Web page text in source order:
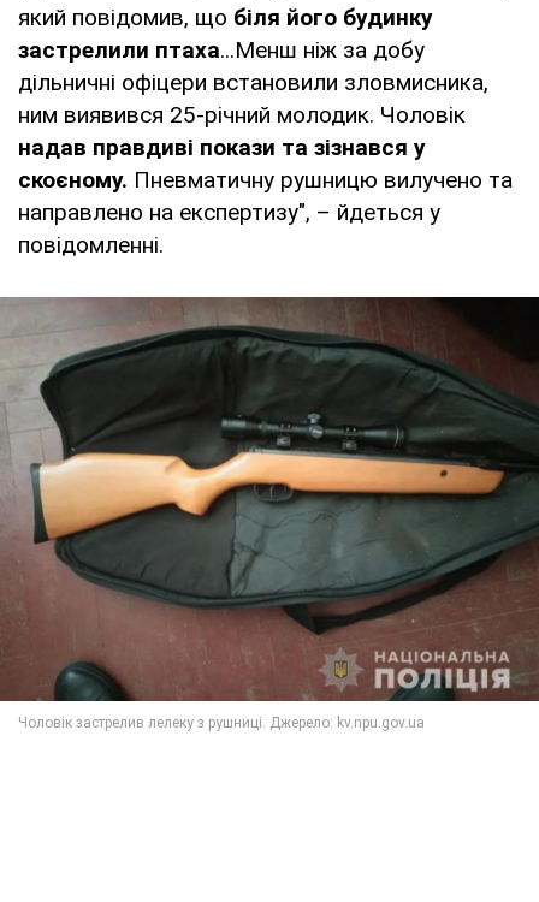
який повідомив, що біля його будинку
застрелили птаха...Менш ніж за добу
дільничні офіцери встановили зловмисника,
ним виявився 25-річний молодик. Чоловік
надав правдиві покази та зізнався у
скоєному. Пневматичну рушницю вилучено та
направлено на експертизу", – йдеться у
повідомленні.